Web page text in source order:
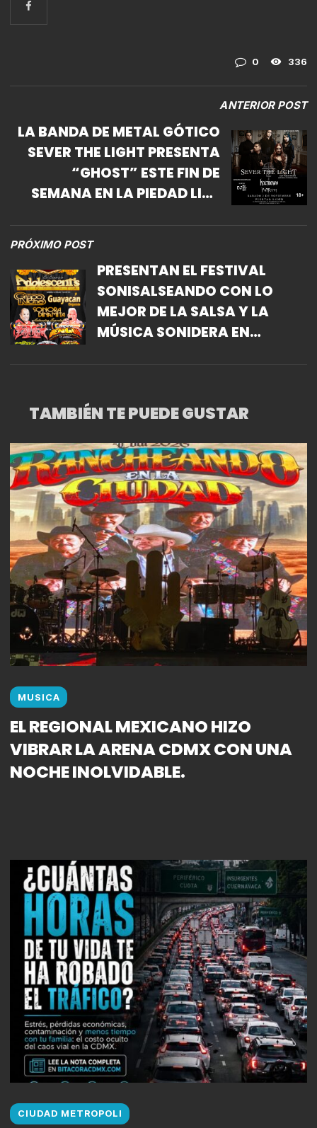
0 336
ANTERIOR POST
LA BANDA DE METAL GÓTICO
SEVER THE LIGHT PRESENTA
“GHOST” ESTE FIN DE
SEMANA EN LA PIEDAD LIVE
PRÓXIMO POST
PRESENTAN EL FESTIVAL
SONISALSEANDO CON LO
MEJOR DE LA SALSA Y LA
MÚSICA SONIDERA EN
TAMBIÉN TE PUEDE GUSTAR
MUSICA
EL REGIONAL MEXICANO HIZO
VIBRAR LA ARENA CDMX CON UNA
NOCHE INOLVIDABLE.
CIUDAD METROPOLI